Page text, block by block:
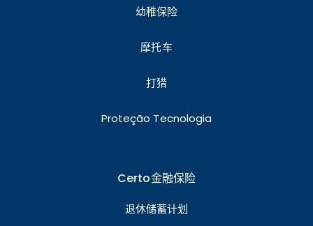
幼稚保险
摩托车
打猎
Proteção Tecnologia
Certo金融保险
退休储蓄计划